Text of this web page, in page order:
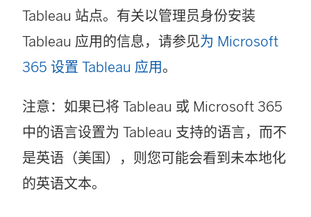
Tableau 站点。有关以管理员身份安装
Tableau 应用的信息，请参见为 Microsoft
365 设置 Tableau 应用。
注意：如果已将 Tableau 或 Microsoft 365
中的语言设置为 Tableau 支持的语言，而不
是英语（美国），则您可能会看到未本地化
的英语文本。